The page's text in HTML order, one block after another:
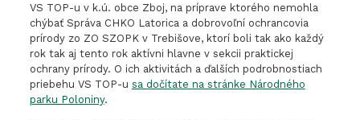
VS TOP-u v k.ú. obce Zboj, na príprave ktorého nemohla
chýbať Správa CHKO Latorica a dobrovoľní ochrancovia
prírody zo ZO SZOPK v Trebišove, ktorí boli tak ako každý
rok tak aj tento rok aktívni hlavne v sekcii praktickej
ochrany prírody. O ich aktivitách a ďalších podrobnostiach
priebehu VS TOP-u sa dočítate na stránke Národného
parku Poloniny.